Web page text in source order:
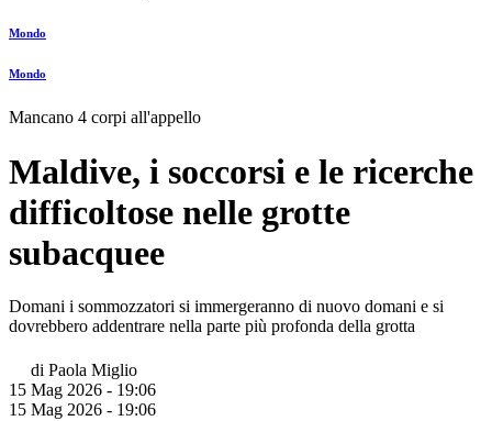
Mondo
Mondo
Mancano 4 corpi all'appello
Maldive, i soccorsi e le ricerche
difficoltose nelle grotte
subacquee
Domani i sommozzatori si immergeranno di nuovo domani e si
dovrebbero addentrare nella parte più profonda della grotta
di Paola Miglio
15 Mag 2026 - 19:06
15 Mag 2026 - 19:06